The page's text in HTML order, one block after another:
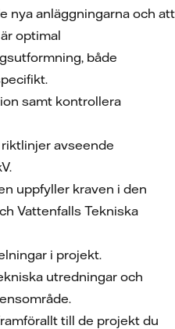
nya anläggningarna och att
optimal
både
samt kontrollera
avseende
uppfyller kraven i den
Vattenfalls Tekniska
i projekt.
utredningar och
till de projekt du